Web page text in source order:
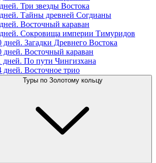
Три звезды Востока
Тайны древней Согдианы
Восточный караван
Сокровища империи Тимуридов
дней. Загадки Древнего Востока
дней. Восточный караван
дней. По пути Чингизхана
дней. Восточное трио
Туры по Золотому кольцу